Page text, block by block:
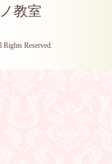
教室
Rights Reserved.